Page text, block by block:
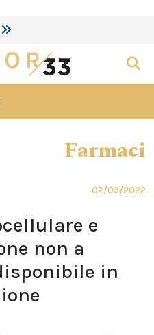
Farmaci
02/09/2022
e
non a
in